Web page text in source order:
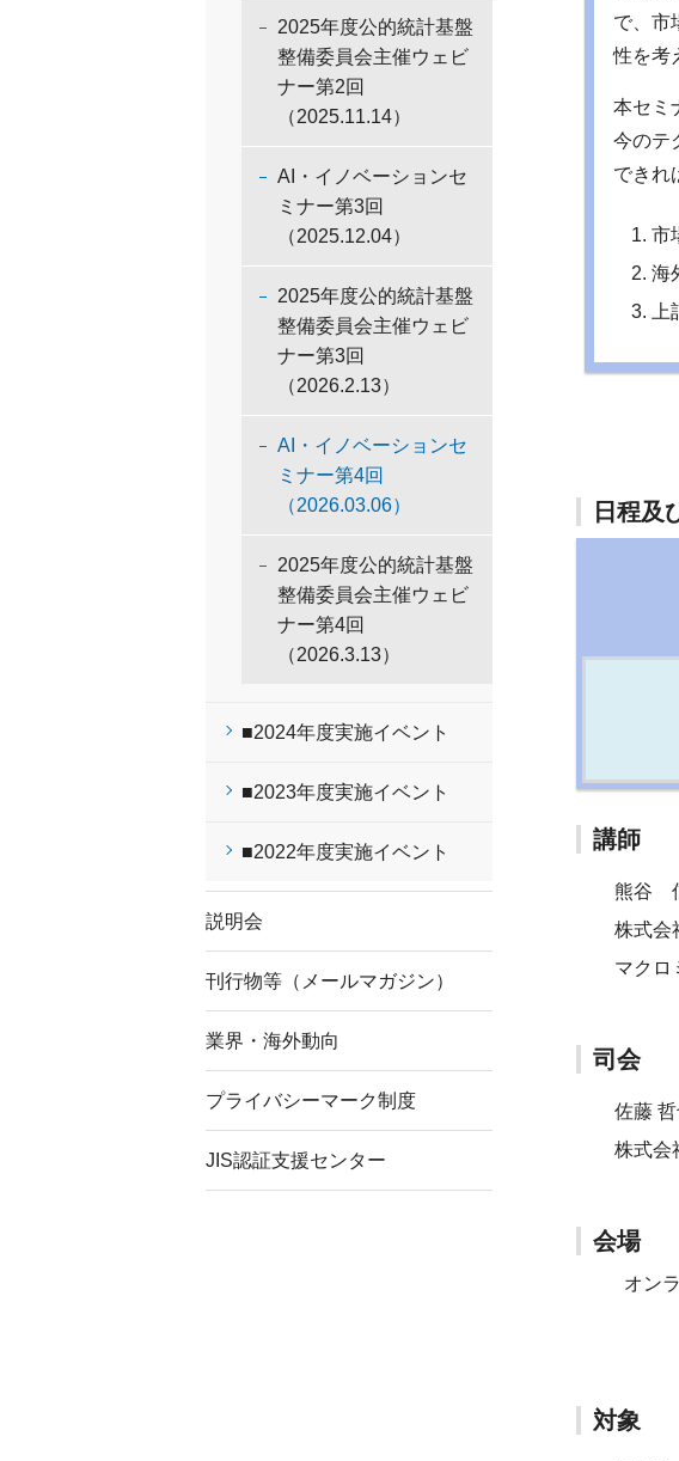
で、市
性を考
本セミ
今のテ
できれ
市
海
日程及
講師
熊谷
株式会
マクロ
司会
佐藤
株式
会場
オン
対象
2025年度公的統計基盤
整備委員会主催ウェビ
ナー第2回
（2025.11.14）
AI・イノベーションセ
ミナー第3回
（2025.12.04）
2025年度公的統計基盤
整備委員会主催ウェビ
ナー第3回
（2026.2.13）
AI・イノベーションセ
ミナー第4回
（2026.03.06）
2025年度公的統計基盤
整備委員会主催ウェビ
ナー第4回
（2026.3.13）
■2024年度実施イベント
■2023年度実施イベント
■2022年度実施イベント
説明会
刊行物等（メールマガジン）
業界・海外動向
プライバシーマーク制度
JIS認証支援センター